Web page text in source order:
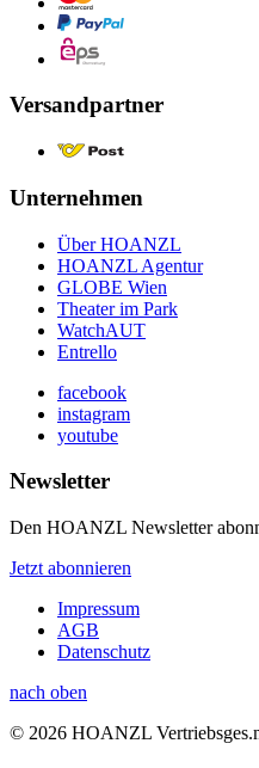
Versandpartner
Unternehmen
Über HOANZL
HOANZL Agentur
GLOBE Wien
Theater im Park
WatchAUT
Entrello
facebook
instagram
youtube
Newsletter
Den HOANZL Newsletter
Jetzt abonnieren
Impressum
AGB
Datenschutz
nach oben
© 2026 HOANZL